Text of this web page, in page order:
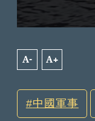
A- A+
中國軍事